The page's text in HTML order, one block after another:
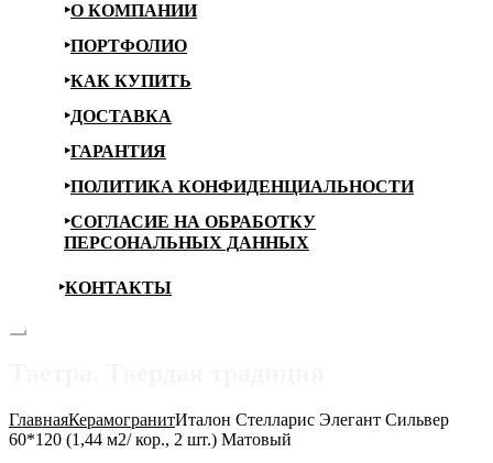
О КОМПАНИИ
ПОРТФОЛИО
КАК КУПИТЬ
ДОСТАВКА
ГАРАНТИЯ
ПОЛИТИКА КОНФИДЕНЦИАЛЬНОСТИ
СОГЛАСИЕ НА ОБРАБОТКУ
ПЕРСОНАЛЬНЫХ ДАННЫХ
КОНТАКТЫ
ГлавнаяКерамогранитИталон Стелларис Элегант Сильвер
60*120 (1,44 м2/ кор., 2 шт.) Матовый